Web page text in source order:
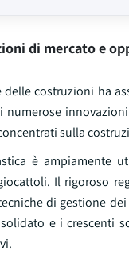
di mercato e
costruzioni ha
sulla
è ampiamente
Il rigoroso
di gestione
e i crescenti